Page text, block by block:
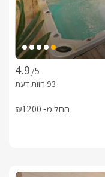
/5
החל מ- ₪1200